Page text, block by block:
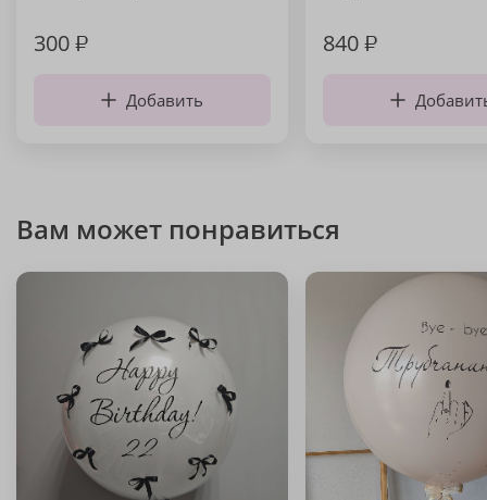
300₽
Добавить
840₽
Вам может понравиться